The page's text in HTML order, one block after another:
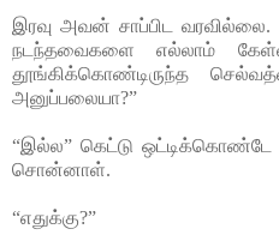
இரவு அவன் சாப்பிட வரவில்லை.
நடந்தவைகளை எல்லாம்
தூங்கிக்கொண்டிருந்த
அனுப்பலையா?”
“இல்ல” கெட்டு ஒட்டிக்கொண்டே
சொன்னாள்.
“எதுக்கு?”